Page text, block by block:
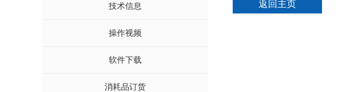
技术信息
操作视频
软件下载
消耗品订货
返回主页